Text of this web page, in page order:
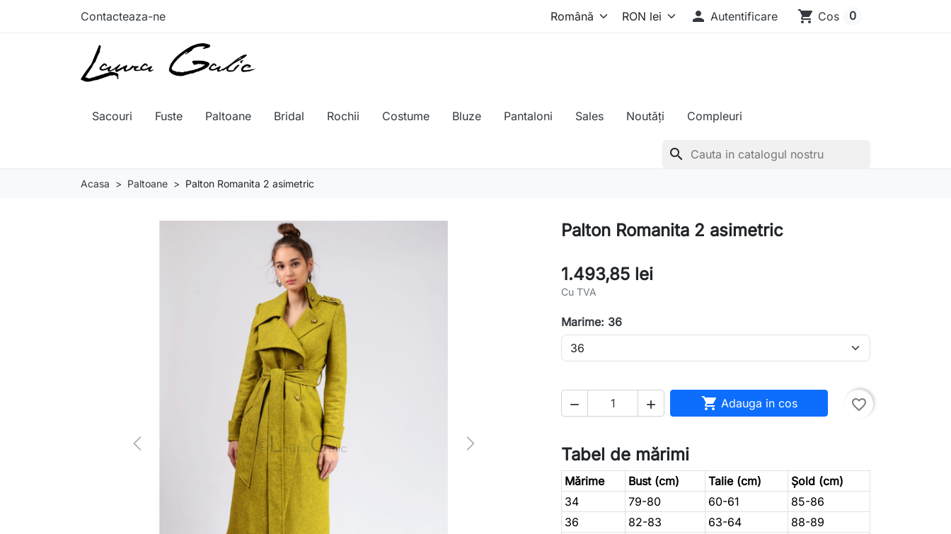
Contacteaza-ne  Autentificare shopping_cart Cos 0
Sacouri Fuste Paltoane Bridal Rochii Costume Bluze Pantaloni Sales Noutăți Compleuri
search
Acasa Paltoane Palton Romanita 2 asimetric
Previous Next
Palton Romanita 2 asimetric
1.493,85 lei
Cu TVA
Marime: 36
   Adauga in cos favorite_border
Tabel de mărimi
Mărime Bust (cm) Talie (cm)
Șold (cm)
34
79-80 60-61
85-86
36
82-83 63-64
88-89